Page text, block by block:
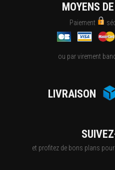
MOYENS
Paiement
ou par virement
LIVRAISON
et profitez de bons plans